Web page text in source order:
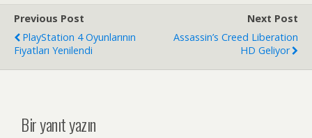
Previous Post
PlayStation 4 Oyunlarının
Fiyatları Yenilendi
Next Post
Assassin’s Creed Liberation
HD Geliyor
Bir yanıt yazın